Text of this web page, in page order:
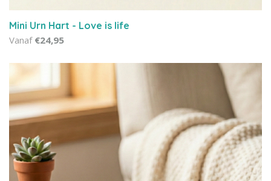
Mini Urn Hart - Love is life
Vanaf€24,95